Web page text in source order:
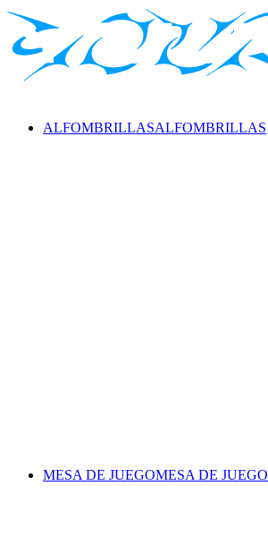
ALFOMBRILLASALFOMBRILLAS
MESA DE JUEGOMESA DE JUEGO